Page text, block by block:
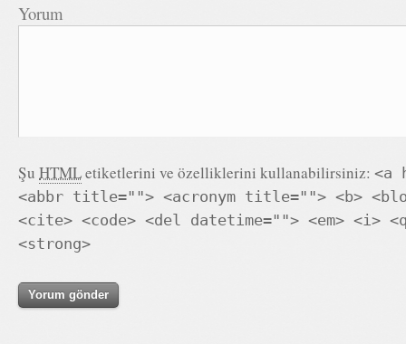
Yorum
Şu HTMLetiketlerini ve özelliklerini kullanabilirsiniz: <a
<abbr title=""> <acronym title=""> <b>
<cite> <code> <del datetime=""> <em> <i>
<strong>